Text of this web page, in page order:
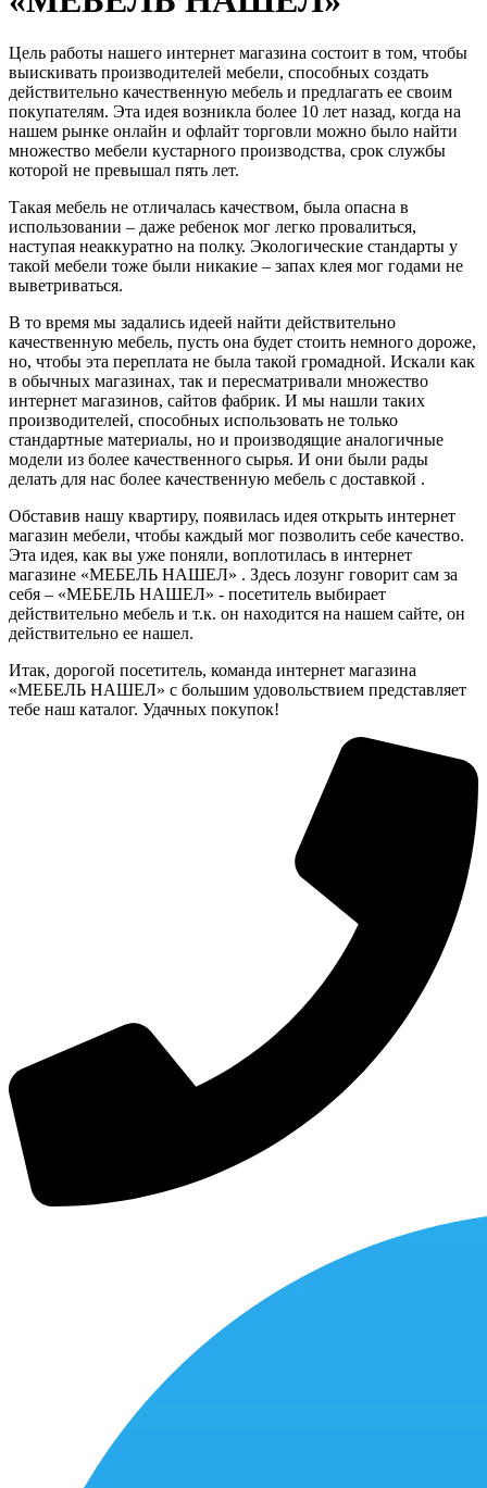
Цель работы нашего интернет магазина состоит в том, чтобы
выискивать производителей мебели, способных создать
действительно качественную мебель и предлагать ее своим
покупателям. Эта идея возникла более 10 лет назад, когда на
нашем рынке онлайн и офлайт торговли можно было найти
множество мебели кустарного производства, срок службы
которой не превышал пять лет.
Такая мебель не отличалась качеством, была опасна в
использовании – даже ребенок мог легко провалиться,
наступая неаккуратно на полку. Экологические стандарты у
такой мебели тоже были никакие – запах клея мог годами не
выветриваться.
В то время мы задались идеей найти действительно
качественную мебель, пусть она будет стоить немного дороже,
но, чтобы эта переплата не была такой громадной. Искали как
в обычных магазинах, так и пересматривали множество
интернет магазинов, сайтов фабрик. И мы нашли таких
производителей, способных использовать не только
стандартные материалы, но и производящие аналогичные
модели из более качественного сырья. И они были рады
делать для нас более качественную мебель с доставкой .
Обставив нашу квартиру, появилась идея открыть интернет
магазин мебели, чтобы каждый мог позволить себе качество.
Эта идея, как вы уже поняли, воплотилась в интернет
магазине «МЕБЕЛЬ НАШЕЛ» . Здесь лозунг говорит сам за
себя – «МЕБЕЛЬ НАШЕЛ» - посетитель выбирает
действительно мебель и т.к. он находится на нашем сайте, он
действительно ее нашел.
Итак, дорогой посетитель, команда интернет магазина
«МЕБЕЛЬ НАШЕЛ» с большим удовольствием представляет
тебе наш каталог. Удачных покупок!